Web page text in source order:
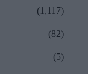
(1,117)
(82)
(5)